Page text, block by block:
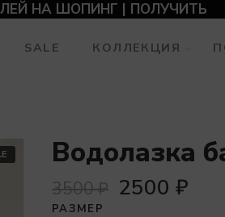
НА ШОПИНГ | ПОЛУЧИТЬ
SALE КОЛЛЕКЦИЯ
Водолазка
3500₽ 2500 ₽
РАЗМЕР